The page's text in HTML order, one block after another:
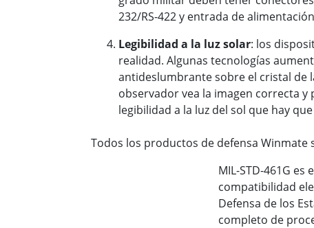
232/RS-422 y entrada de
Legibilidad a la luz solar: los
realidad. Algunas tecnologías
antideslumbrante sobre el cristal de
observador vea la imagen correcta
legibilidad a la luz del sol que hay
Todos los productos de defensa Winmate
MIL-STD-461G
compatibilidad
Defensa de los
completo de